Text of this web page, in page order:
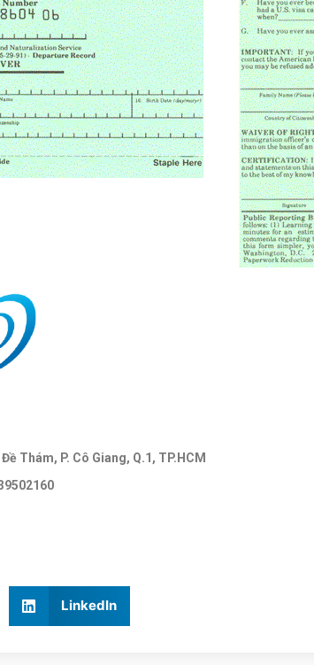
Thám, P. Cô Giang, Q.1, TP.HCM
LinkedIn